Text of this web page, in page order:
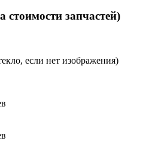
стоимости запчастей)
если нет изображения)